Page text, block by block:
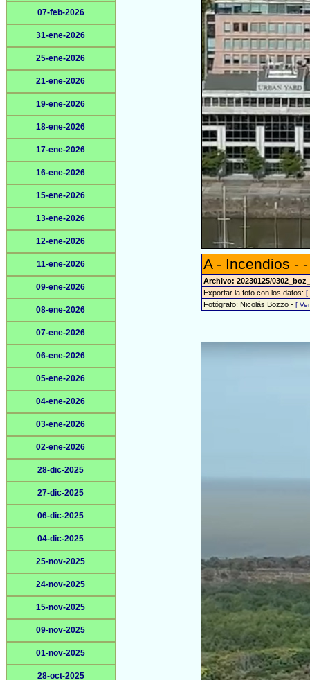
07-feb-2026
31-ene-2026
25-ene-2026
21-ene-2026
19-ene-2026
18-ene-2026
17-ene-2026
16-ene-2026
15-ene-2026
13-ene-2026
12-ene-2026
11-ene-2026
09-ene-2026
08-ene-2026
07-ene-2026
06-ene-2026
05-ene-2026
04-ene-2026
03-ene-2026
02-ene-2026
28-dic-2025
27-dic-2025
06-dic-2025
04-dic-2025
25-nov-2025
24-nov-2025
15-nov-2025
09-nov-2025
01-nov-2025
28-oct-2025
A - Incendios -
Archivo: 20230125/
Exportar la foto con los datos: [
Fotógrafo: Nicolás Bozzo - [